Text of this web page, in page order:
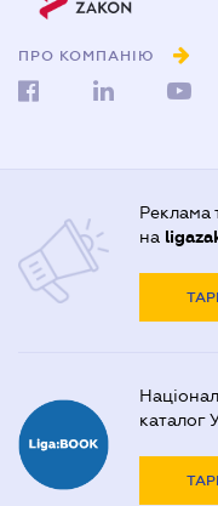
ПРО КОМПАНІЮ
Реклама
на
каталог